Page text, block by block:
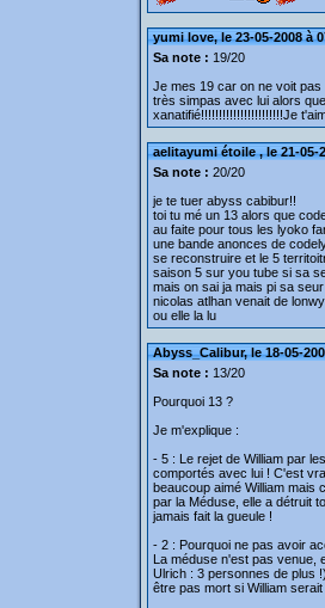
yumi love, le 23-05-2008 à
Sa note : 19/20
Je mes 19 car on ne voit
très simpas avec lui alors
xanatifié!!!!!!!!!!!!!!!!!!!!!!!Je
aelitayumi étoile , le 21-05-
Sa note : 20/20
je te tuer abyss cabibur!!
toi tu mé un 13 alors que
au faite pour tous les lyoko
une bande anonces de
se reconstruire et le 5
saison 5 sur you tube si sa
mais on sai ja mais pi sa
nicolas atlhan venait de
ou elle la lu
Abyss_Calibur, le 18-05-
Sa note : 13/20
Pourquoi 13 ?
Je m'explique :
- 5 : Le rejet de William par
comportés avec lui ! C'est
beaucoup aimé William mais
par la Méduse, elle a détruit
jamais fait la gueule !
- 2 : Pourquoi ne pas avoir
La méduse n'est pas venue,
Ulrich : 3 personnes de plus
être pas mort si William